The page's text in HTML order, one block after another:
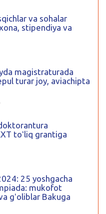
va sohalar
stipendiya va
magistraturada
turar joy, aviachipta
toʻliq grantiga
25 yoshgacha
mukofot
gʻoliblar Bakuga